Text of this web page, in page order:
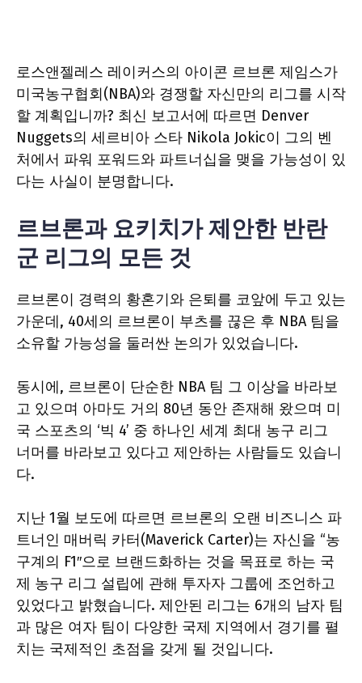
로스앤젤레스 레이커스의 아이콘 르브론 제임스가
미국농구협회(NBA)와 경쟁할 자신만의 리그를 시작
할 계획입니까? 최신 보고서에 따르면 Denver
Nuggets의 세르비아 스타 Nikola Jokic이 그의 벤
처에서 파워 포워드와 파트너십을 맺을 가능성이 있
다는 사실이 분명합니다.
르브론과 요키치가 제안한 반란
군 리그의 모든 것
르브론이 경력의 황혼기와 은퇴를 코앞에 두고 있는
가운데, 40세의 르브론이 부츠를 끊은 후 NBA 팀을
소유할 가능성을 둘러싼 논의가 있었습니다.
동시에, 르브론이 단순한 NBA 팀 그 이상을 바라보
고 있으며 아마도 거의 80년 동안 존재해 왔으며 미
국 스포츠의 ‘빅 4’ 중 하나인 세계 최대 농구 리그
너머를 바라보고 있다고 제안하는 사람들도 있습니
다.
지난 1월 보도에 따르면 르브론의 오랜 비즈니스 파
트너인 매버릭 카터(Maverick Carter)는 자신을 “농
구계의 F1″으로 브랜드화하는 것을 목표로 하는 국
제 농구 리그 설립에 관해 투자자 그룹에 조언하고
있었다고 밝혔습니다. 제안된 리그는 6개의 남자 팀
과 많은 여자 팀이 다양한 국제 지역에서 경기를 펼
치는 국제적인 초점을 갖게 될 것입니다.